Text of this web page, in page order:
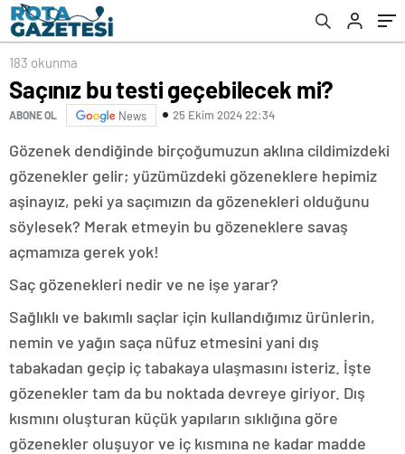
183 okunma
Saçınız bu testi geçebilecek mi?
ABONE OL News 25 Ekim 2024 22:34
Gözenek dendiğinde birçoğumuzun aklına cildimizdeki
gözenekler gelir; yüzümüzdeki gözeneklere hepimiz
aşinayız, peki ya saçımızın da gözenekleri olduğunu
söylesek? Merak etmeyin bu gözeneklere savaş
açmamıza gerek yok!
Saç gözenekleri nedir ve ne işe yarar?
Sağlıklı ve bakımlı saçlar için kullandığımız ürünlerin,
nemin ve yağın saça nüfuz etmesini yani dış
tabakadan geçip iç tabakaya ulaşmasını isteriz. İşte
gözenekler tam da bu noktada devreye giriyor. Dış
kısmını oluşturan küçük yapıların sıklığına göre
gözenekler oluşuyor ve iç kısmına ne kadar madde